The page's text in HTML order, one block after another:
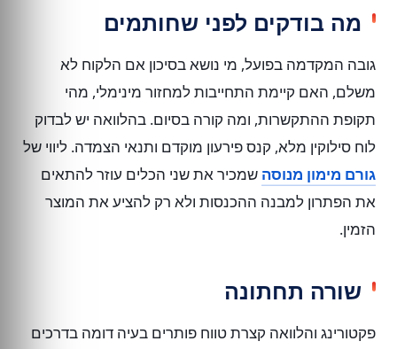
מה בודקים לפני שחותמים
גובה המקדמה בפועל, מי נושא בסיכון אם הלקוח לא
משלם, האם קיימת התחייבות למחזור מינימלי, מהי
תקופת ההתקשרות, ומה קורה בסיום. בהלוואה יש לבדוק
לוח סילוקין מלא, קנס פירעון מוקדם ותנאי הצמדה. ליווי של
גורם מימון מנוסה שמכיר את שני הכלים עוזר להתאים
את הפתרון למבנה ההכנסות ולא רק להציע את המוצר
הזמין.
שורה תחתונה
פקטורינג והלוואה קצרת טווח פותרים בעיה דומה בדרכים